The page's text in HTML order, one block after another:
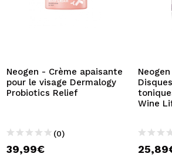
Neogen - Crème apaisante
pour le visage Dermalogy
Probiotics Relief
(0)
39,99€
Wine